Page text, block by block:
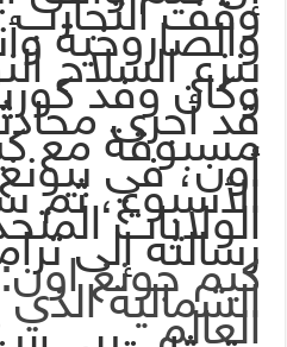
وقف التجارب
والصاروخية
بنزع السلاح
وكان وفد
قد أجرى
مسبوقة مع
أون، في
الأسبوع، ثم
الولايات
رسالته إلى
كيم جونغ اون:
الشمالية الذي
العالم